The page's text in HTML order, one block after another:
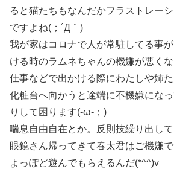
ると猫たちもなんだかフラストレー
ですよね(；´Д｀)
我が家はコロナで人が常駐してる事
ける時のラムネちゃんの機嫌が悪く
仕事などで出かける際にわたしや姉
化粧台へ向かうと途端に不機嫌にな
りして困ります(-ω-；)
喘息自由自在とか。反則技繰り出し
眼鏡さん帰ってきて春太君はご機嫌
よっぽど遊んでもらえるんだ(*^^)v